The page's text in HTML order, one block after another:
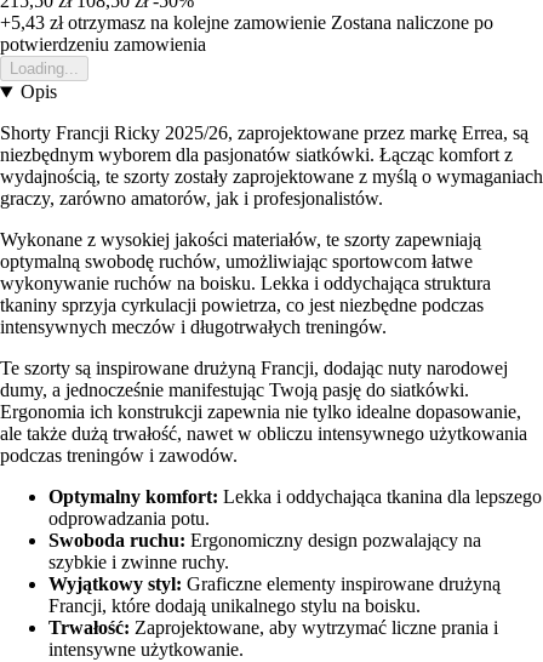
+5,43 złotrzymasz na kolejne zamowienie Zostana naliczone po
potwierdzeniu zamowienia
Loading...
Opis
Shorty Francji Ricky 2025/26, zaprojektowane przez markę Errea, są
niezbędnym wyborem dla pasjonatów siatkówki. Łącząc komfort z
wydajnością, te szorty zostały zaprojektowane z myślą o wymaganiach
graczy, zarówno amatorów, jak i profesjonalistów.
Wykonane z wysokiej jakości materiałów, te szorty zapewniają
optymalną swobodę ruchów, umożliwiając sportowcom łatwe
wykonywanie ruchów na boisku. Lekka i oddychająca struktura
tkaniny sprzyja cyrkulacji powietrza, co jest niezbędne podczas
intensywnych meczów i długotrwałych treningów.
Te szorty są inspirowane drużyną Francji, dodając nuty narodowej
dumy, a jednocześnie manifestując Twoją pasję do siatkówki.
Ergonomia ich konstrukcji zapewnia nie tylko idealne dopasowanie,
ale także dużą trwałość, nawet w obliczu intensywnego użytkowania
podczas treningów i zawodów.
Optymalny komfort: Lekka i oddychająca tkanina dla lepszego
odprowadzania potu.
Swoboda ruchu: Ergonomiczny design pozwalający na
szybkie i zwinne ruchy.
Wyjątkowy styl: Graficzne elementy inspirowane drużyną
Francji, które dodają unikalnego stylu na boisku.
Trwałość: Zaprojektowane, aby wytrzymać liczne prania i
intensywne użytkowanie.